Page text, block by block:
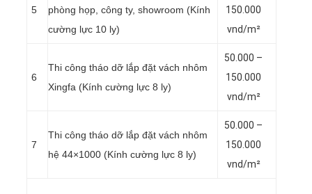
5
phòng họp, công ty, showroom (Kính
cường lực 10 ly)
150.000
vnd/m²
6
Thi công tháo dỡ lắp đặt vách nhôm
Xingfa (Kính cường lực 8 ly)
50.000 –
150.000
vnd/m²
7
Thi công tháo dỡ lắp đặt vách nhôm
hệ 44×1000 (Kính cường lực 8 ly)
50.000 –
150.000
vnd/m²